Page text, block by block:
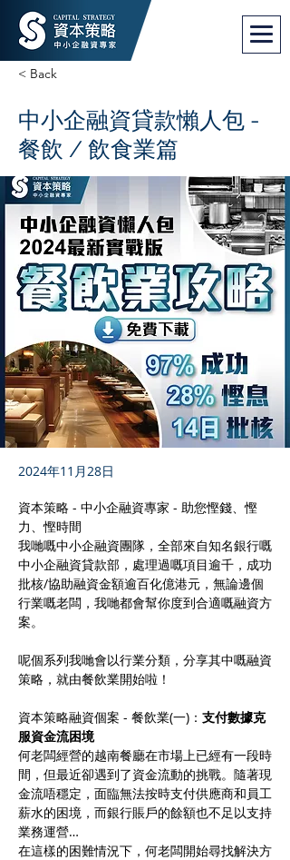
< Back
中小企融資貸款懶人包 -
餐飲 / 飲食業篇
2024年11月28日
資本策略 - 中小企融資專家 - 助您慳錢、慳
力、慳時間
我哋嘅中小企融資團隊，全部來自知名銀行嘅
中小企融資貸款部，處理過嘅項目逾千，成功
批核/協助融資金額逾百化億港元，無論邊個
行業嘅老闆，我哋都會幫你度到合適嘅融資方
案。
呢個系列我哋會以行業分類，分享其中嘅融資
策略，就由餐飲業開始啦！
資本策略融資個案 - 餐飲業(一)： 支付數據克
服資金流困境
何老闆經營的越南餐廳在市場上已經有一段時
間，但最近卻遇到了資金流動的挑戰。隨著現
金流唔穩定，面臨無法按時支付供應商和員工
薪水的困境，而銀行賬戶的餘額也不足以支持
業務運營…
在這樣的困難情況下，何老闆開始尋找解決方